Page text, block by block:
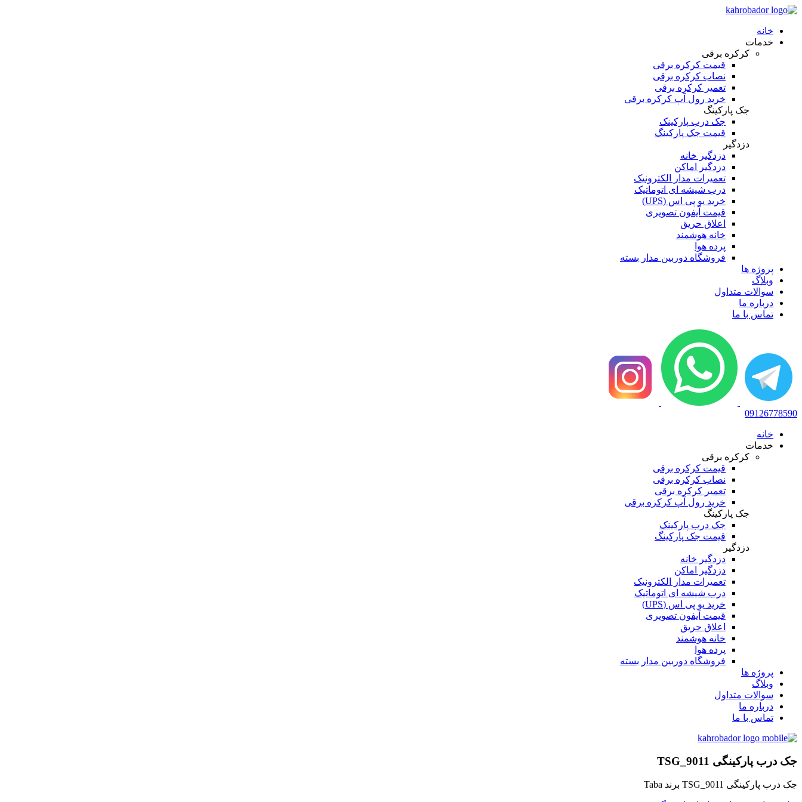
خانه
خدمات
کرکره برقی
قیمت کرکره برقی
نصاب کرکره برقی
تعمیر کرکره برقی
خرید رول آپ کرکره برقی
جک پارکینگ
جک درب پارکینک
قیمت جک پارکینگ
دزدگیر
دزدگیر خانه
دزدگیر اماکن
تعمیرات مدار الکترونیک
درب شیشه ای اتوماتیک
خرید یو پی اس (UPS)
قیمت آیفون تصویری
اعلاق حریق
خانه هوشمند
پرده هوا
فروشگاه دوربین مدار بسته
پروژه ها
وبلاگ
سوالات متداول
درباره ما
تماس با ما
09126778590
خانه
خدمات
کرکره برقی
قیمت کرکره برقی
نصاب کرکره برقی
تعمیر کرکره برقی
خرید رول آپ کرکره برقی
جک پارکینگ
جک درب پارکینک
قیمت جک پارکینگ
دزدگیر
دزدگیر خانه
دزدگیر اماکن
تعمیرات مدار الکترونیک
درب شیشه ای اتوماتیک
خرید یو پی اس (UPS)
قیمت آیفون تصویری
اعلاق حریق
خانه هوشمند
پرده هوا
فروشگاه دوربین مدار بسته
پروژه ها
وبلاگ
سوالات متداول
درباره ما
تماس با ما
جک درب پارکینگی TSG_9011
جک درب پارکینگی TSG_9011 برند Taba